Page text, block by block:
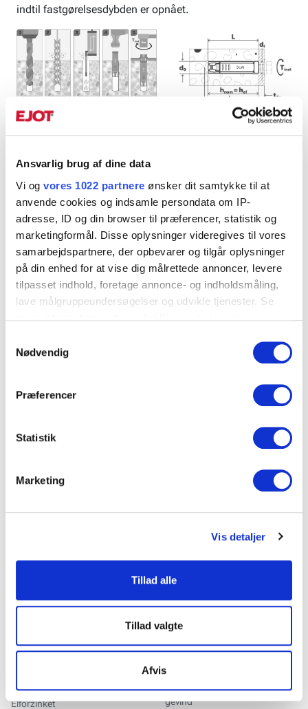
Ansvarlig brug af dine data
Vi og vores 1022 partnere ønsker dit samtykke til at
anvende cookies og indsamle persondata om IP-
adresse, ID og din browser til præferencer, statistik og
marketingformål. Disse oplysninger videregives til vores
samarbejdspartnere, der opbevarer og tilgår oplysninger
på din enhed for at vise dig målrettede annoncer, levere
tilpasset indhold, foretage annonce- og indholdsmåling,
lave målgruppeundersøgelser og udvikle tjenester. Se
tilbage eller ændre indstillinger fra vores
"Cookiedeklaration", eller ved at trykke på "Privacy
Indsamle præcise oplysninger om din placering, der
Identificere din enhed baseret på en scanning af
dens unikke karakteristika (fingerprinting)
Vi ønsker, at vores hjemmeside fungerer godt for dig. For
hjemmeside bedst muligt. Nedenfor kan du læse mere og
tilpasse dine indstillinger. Nogle tjenester kan
videresende indsamlede data til et andet land. Bemærk
uden de nødvendige databeskyttelsesstandarder.
Nødvendig
Præferencer
Statistik
Marketing
Vis detaljer
Tillad alle
Tillad valgte
Afvis
indtil fastgørelsesdybden er opnået.
Art. Nr. Diameter, mm Gevind
▼ 9658677430 M6 M6
9658677431 M8
▼ 9658677433 M12
med krog
Elforzinket
Ekspansionshylster FZB
gevind